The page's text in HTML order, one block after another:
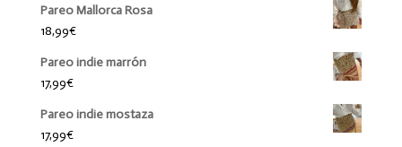
Pareo Mallorca Rosa
18,99€
Pareo indie marrón
17,99€
Pareo indie mostaza
17,99€